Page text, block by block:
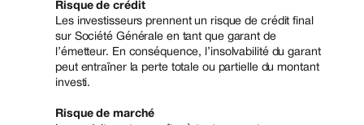
Risque de crédit
Les investisseurs prennent un risque de crédit final
sur Société Générale en tant que garant de
l’émetteur. En conséquence, l’insolvabilité du garant
peut entraîner la perte totale ou partielle du montant
investi.
Risque de marché